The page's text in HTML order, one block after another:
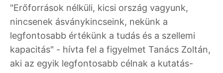
"Erőforrások nélküli, kicsi ország vagyunk,
nincsenek ásványkincseink, nekünk a
legfontosabb értékünk a tudás és a szellemi
kapacitás" - hívta fel a figyelmet Tanács Zoltán,
aki az egyik legfontosabb célnak a kutatás-